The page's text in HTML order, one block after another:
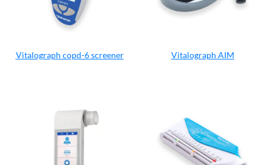
Vitalograph copd-6 screener Vitalograph AIM